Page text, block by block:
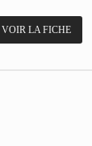
VOIR LA FICHE